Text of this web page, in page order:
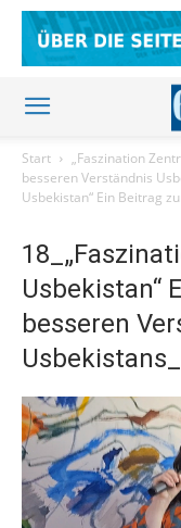
Start
„Faszination
besseren Verständnis
Usbekistan“ Ein Beitrag
Usbekistan“
besseren